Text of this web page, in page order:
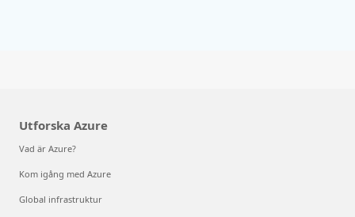
Utforska Azure
Vad är Azure?
Kom igång med Azure
Global infrastruktur